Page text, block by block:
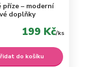
příze – moderní
doplňky
199 Kč/ks
do košíku